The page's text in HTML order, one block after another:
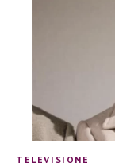
TELEVISIONE